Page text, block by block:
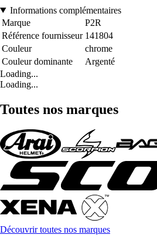
Informations complémentaires
Marque
P2R
Référence fournisseur 141804
Couleur
chrome
Couleur dominante
Argenté
Loading...
Loading...
Toutes nos marques
Découvrir toutes nos marques